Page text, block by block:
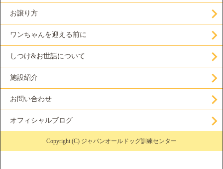
お譲り方
ワンちゃんを迎える前に
しつけ&お世話について
施設紹介
お問い合わせ
オフィシャルブログ
Copyright (C) ジャパンオールドッグ訓練センター